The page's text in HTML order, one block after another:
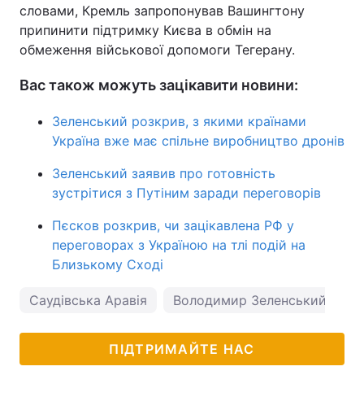
словами, Кремль запропонував Вашингтону
припинити підтримку Києва в обмін на
обмеження військової допомоги Тегерану.
Вас також можуть зацікавити новини:
Зеленський розкрив, з якими країнами
Україна вже має спільне виробництво дронів
Зеленський заявив про готовність
зустрітися з Путіним заради переговорів
Пєсков розкрив, чи зацікавлена РФ у
переговорах з Україною на тлі подій на
Близькому Сході
Саудівська Аравія Володимир Зеленський
ПІДТРИМАЙТЕ НАС